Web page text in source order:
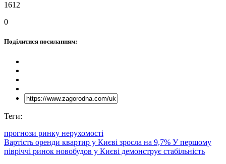
1612
0
Поділитися посиланням:
Теги:
прогнози ринку нерухомості
Вартість оренди квартир у Києві зросла на 9,7% У першому
півріччі ринок новобудов у Києві демонструє стабільність